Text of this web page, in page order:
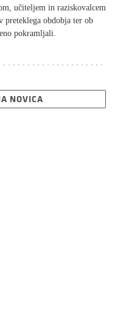
učiteljem in raziskovalcem
preteklega obdobja ter ob
pokramljali.
NOVICA